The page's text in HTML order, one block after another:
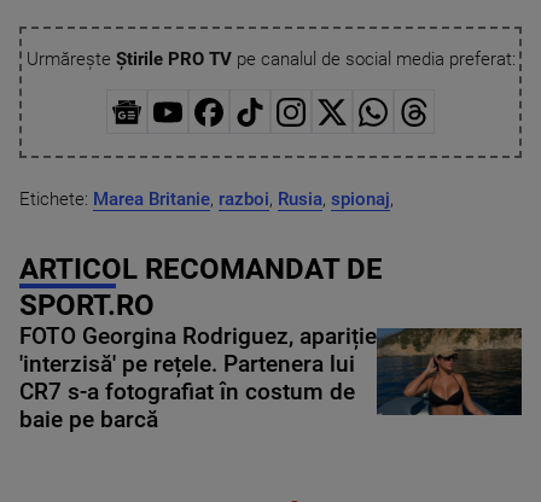
Urmărește Știrile PRO TVpe canalul de social media preferat:
Etichete: Marea Britanie, razboi, Rusia, spionaj,
ARTICOL RECOMANDAT DE
SPORT.RO
FOTO Georgina Rodriguez, apariție
'interzisă' pe rețele. Partenera lui
CR7 s-a fotografiat în costum de
baie pe barcă